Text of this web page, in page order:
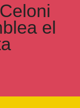
el